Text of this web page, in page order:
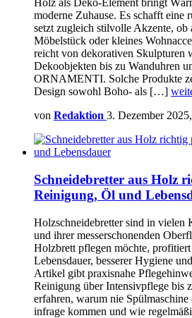
Holz als Deko-Element bringt
moderne Zuhause. Es schafft eine
setzt zugleich stilvolle Akzente, ob
Möbelstück oder kleines
reicht von dekorativen Skulpturen
Dekoobjekten bis zu Wanduhren
ORNAMENTI. Solche Produkte
Design sowohl Boho- als […]
von Redaktion 3. Dezember
Schneidebretter aus Holz
Reinigung, Öl und
Holzschneidebretter sind in vielen
und ihrer messerschonenden
Holzbrett pflegen möchte,
Lebensdauer, besserer Hygiene
Artikel gibt praxisnahe
Reinigung über Intensivpflege bis
erfahren, warum nie
infrage kommen und wie